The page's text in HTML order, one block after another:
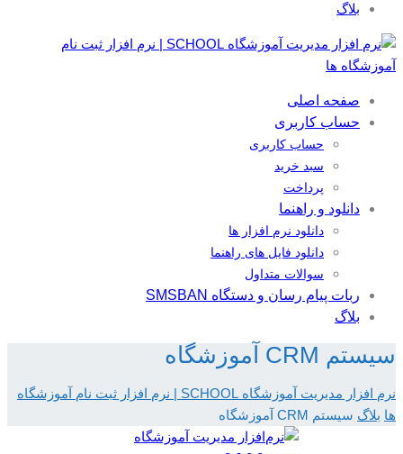
بلاگ
صفحه اصلی
حساب کاربری
حساب کاربری
سبد خرید
پرداخت
دانلود و راهنما
دانلود نرم افزار ها
دانلود فایل های راهنما
سوالات متداول
ربات پیام رسان و دستگاه SMSBAN
بلاگ
سیستم CRM آموزشگاه
نرم افزار مدیریت آموزشگاه SCHOOL | نرم افزار ثبت نام آموزشگاه
ها بلاگ سیستم CRM آموزشگاه